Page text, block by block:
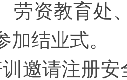
劳资教育处
加结业式。
邀请注册